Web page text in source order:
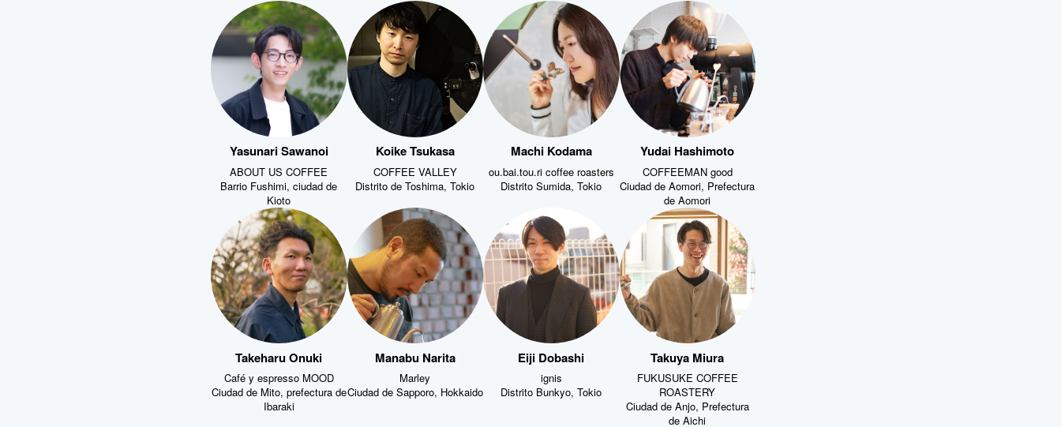
Yasunari Sawanoi
ABOUT US COFFEE
Barrio Fushimi, ciudad de
Kioto
Koike Tsukasa
COFFEE VALLEY
Distrito de Toshima, Tokio
Machi Kodama
ou.bai.tou.ri coffee roasters
Distrito Sumida, Tokio
Yudai Hashimoto
COFFEEMAN good
Ciudad de Aomori, Prefectura
de Aomori
Takeharu Onuki
Café y espresso MOOD
Ciudad de Mito, prefectura de
Ibaraki
Manabu Narita
Marley
Ciudad de Sapporo, Hokkaido
Eiji Dobashi
ignis
Distrito Bunkyo, Tokio
Takuya Miura
FUKUSUKE COFFEE
ROASTERY
Ciudad de Anjo, Prefectura
de Aichi